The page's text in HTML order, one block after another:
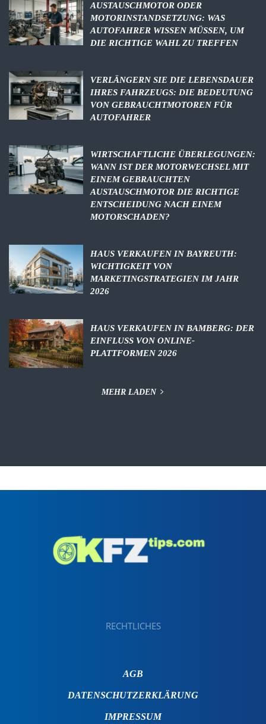
AUSTAUSCHMOTOR ODER
MOTORINSTANDSETZUNG: WAS
AUTOFAHRER WISSEN MÜSSEN, UM
DIE RICHTIGE WAHL ZU TREFFEN
VERLÄNGERN SIE DIE LEBENSDAUER
IHRES FAHRZEUGS: DIE BEDEUTUNG
VON GEBRAUCHTMOTOREN FÜR
AUTOFAHRER
WIRTSCHAFTLICHE ÜBERLEGUNGEN:
WANN IST DER MOTORWECHSEL MIT
EINEM GEBRAUCHTEN
AUSTAUSCHMOTOR DIE RICHTIGE
ENTSCHEIDUNG NACH EINEM
MOTORSCHADEN?
HAUS VERKAUFEN IN BAYREUTH:
WICHTIGKEIT VON
MARKETINGSTRATEGIEN IM JAHR
2026
HAUS VERKAUFEN IN BAMBERG: DER
EINFLUSS VON ONLINE-
PLATTFORMEN 2026
MEHR LADEN
RECHTLICHES
AGB
DATENSCHUTZERKLÄRUNG
IMPRESSUM